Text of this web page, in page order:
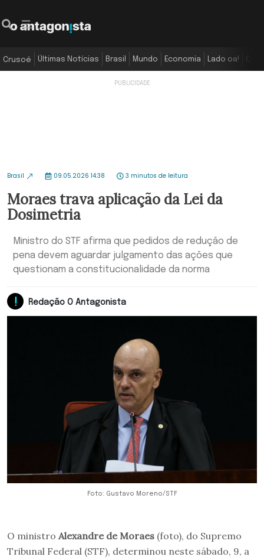
Crusoé Últimas Notícias Brasil Mundo Economia Lado oa!
Brasil 09.05.2026 14:38 3 minutos de leitura
Moraes trava aplicação da Lei da
Dosimetria
Ministro do STF afirma que pedidos de redução de
pena devem aguardar julgamento das ações que
questionam a constitucionalidade da norma
Redação O Antagonista
Foto: Gustavo Moreno/STF
O ministro Alexandre de Moraes (foto), do Supremo
Tribunal Federal (STF), determinou neste sábado, 9, a